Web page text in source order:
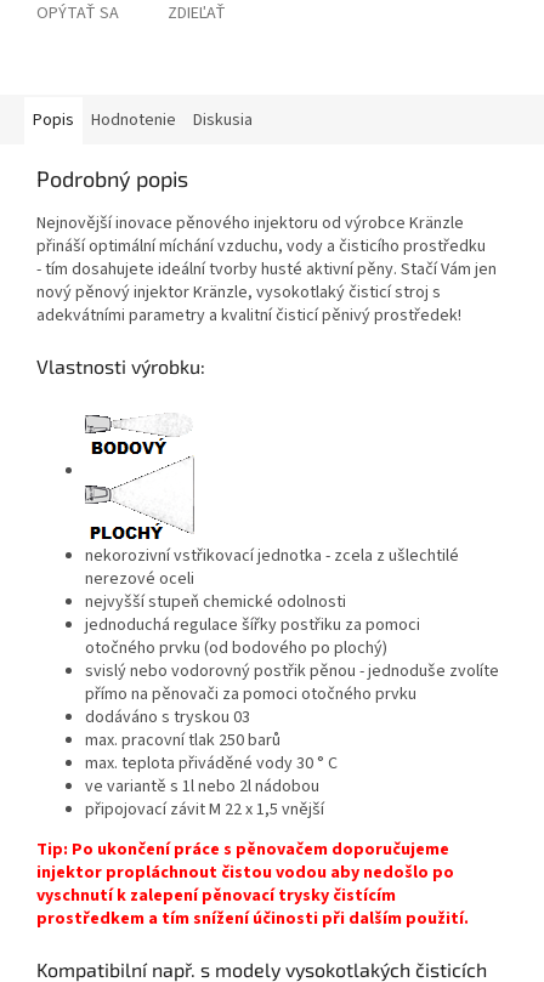
OPÝTAŤ SA ZDIEĽAŤ
Popis Hodnotenie Diskusia
Podrobný popis
Nejnovější inovace pěnového injektoru od výrobce Kränzle
přináší optimální míchání vzduchu, vody a čisticího prostředku
- tím dosahujete ideální tvorby husté aktivní pěny. Stačí Vám jen
nový pěnový injektor Kränzle, vysokotlaký čisticí stroj s
adekvátními parametry a kvalitní čisticí pěnivý prostředek!
Vlastnosti výrobku:
nekorozivní vstřikovací jednotka - zcela z ušlechtilé
nerezové oceli
nejvyšší stupeň chemické odolnosti
jednoduchá regulace šířky postřiku za pomoci
otočného prvku (od bodového po plochý)
svislý nebo vodorovný postřik pěnou - jednoduše zvolíte
přímo na pěnovači za pomoci otočného prvku
dodáváno s tryskou 03
max. pracovní tlak 250 barů
max. teplota přiváděné vody 30 ° C
ve variantě s 1l nebo 2l nádobou
připojovací závit M 22 x 1,5 vnější
Tip: Po ukončení práce s pěnovačem doporučujeme
injektor propláchnout čistou vodou aby nedošlo po
vyschnutí k zalepení pěnovací trysky čistícím
prostředkem a tím snížení účinosti při dalším použití.
Kompatibilní např. s modely vysokotlakých čisticích